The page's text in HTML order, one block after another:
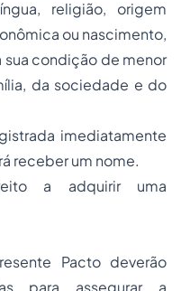
religião, origem
ou nascimento,
condição de menor
da sociedade e do
imediatamente
receber um nome.
a adquirir uma
Pacto deverão